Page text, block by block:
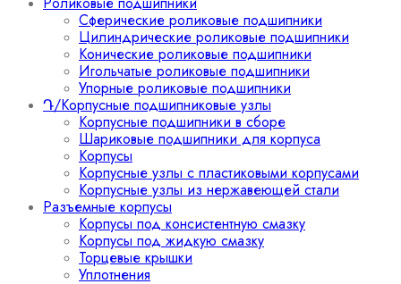
Сферические роликовые подшипники
Цилиндрические роликовые подшипники
Конические роликовые подшипники
Игольчатые роликовые подшипники
Упорные роликовые подшипники
Դ/Корпусные подшипниковые узлы
Корпусные подшипники в сборе
Шариковые подшипники для корпуса
Корпусы
Корпусные узлы с пластиковыми корпусами
Корпусные узлы из нержавеющей стали
Разъемные корпусы
Корпусы под консистентную смазку
Корпусы под жидкую смазку
Торцевые крышки
Уплотнения